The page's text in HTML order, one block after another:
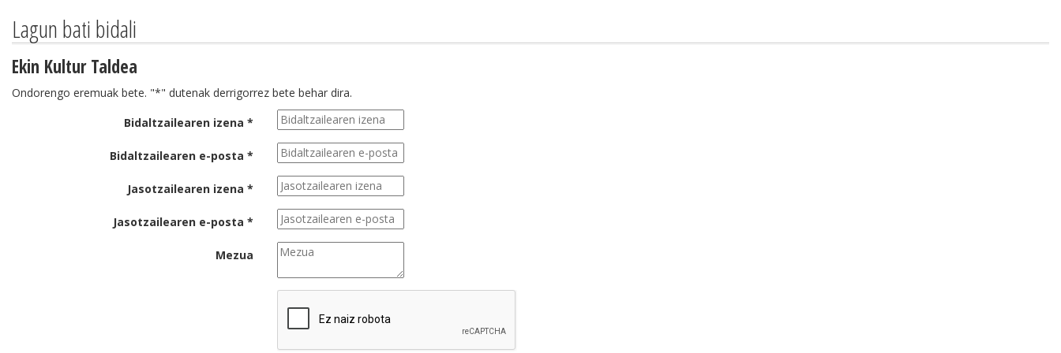
Lagun bati bidali
Ekin Kultur Taldea
Ondorengo eremuak bete. "*" dutenak derrigorrez bete behar dira.
Bidaltzailearen izena *
Bidaltzailearen e-posta *
Jasotzailearen izena *
Jasotzailearen e-posta *
Mezua